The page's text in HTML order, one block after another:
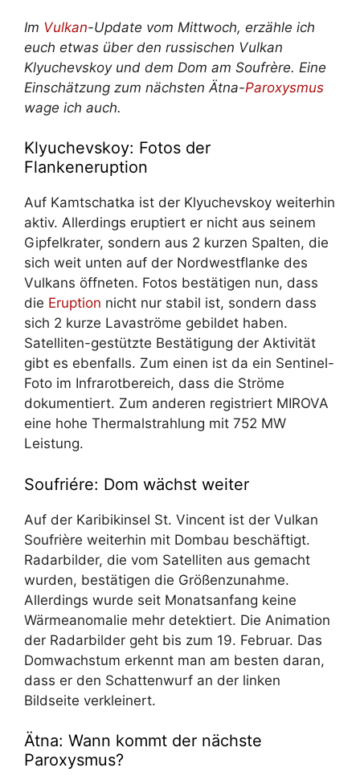
Im Vulkan-Update vom Mittwoch, erzähle ich
euch etwas über den russischen Vulkan
Klyuchevskoy und dem Dom am Soufrère. Eine
Einschätzung zum nächsten Ätna-Paroxysmus
wage ich auch.
Klyuchevskoy: Fotos der
Flankeneruption
Auf Kamtschatka ist der Klyuchevskoy weiterhin
aktiv. Allerdings eruptiert er nicht aus seinem
Gipfelkrater, sondern aus 2 kurzen Spalten, die
sich weit unten auf der Nordwestflanke des
Vulkans öffneten. Fotos bestätigen nun, dass
die Eruption nicht nur stabil ist, sondern dass
sich 2 kurze Lavaströme gebildet haben.
Satelliten-gestützte Bestätigung der Aktivität
gibt es ebenfalls. Zum einen ist da ein Sentinel-
Foto im Infrarotbereich, dass die Ströme
dokumentiert. Zum anderen registriert MIROVA
eine hohe Thermalstrahlung mit 752 MW
Leistung.
Soufriére: Dom wächst weiter
Auf der Karibikinsel St. Vincent ist der Vulkan
Soufrière weiterhin mit Dombau beschäftigt.
Radarbilder, die vom Satelliten aus gemacht
wurden, bestätigen die Größenzunahme.
Allerdings wurde seit Monatsanfang keine
Wärmeanomalie mehr detektiert. Die Animation
der Radarbilder geht bis zum 19. Februar. Das
Domwachstum erkennt man am besten daran,
dass er den Schattenwurf an der linken
Bildseite verkleinert.
Ätna: Wann kommt der nächste
Paroxysmus?